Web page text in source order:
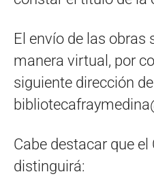
El envío de las obras
manera virtual, por
siguiente dirección
Cabe destacar que
distinguirá: